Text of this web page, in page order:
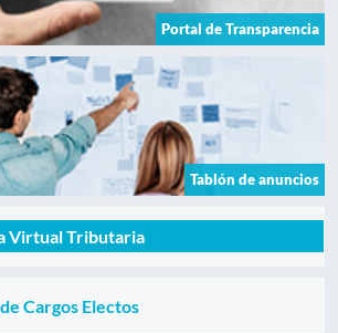
Portal de Transparencia
Tablón de anuncios
Virtual Tributaria
Cargos Electos